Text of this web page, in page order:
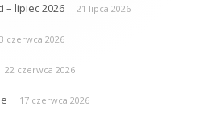
– lipiec 2026 21 lipca 2026
czerwca 2026
22 czerwca 2026
17 czerwca 2026